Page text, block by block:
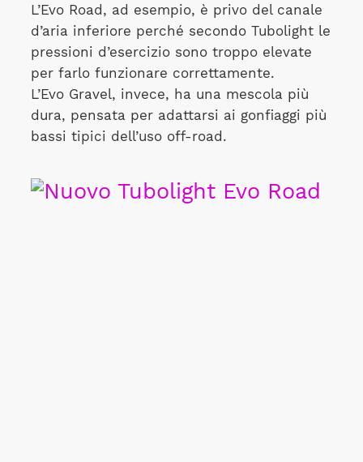
L’Evo Road, ad esempio, è privo del canale
d’aria inferiore perché secondo Tubolight le
pressioni d’esercizio sono troppo elevate
per farlo funzionare correttamente.
L’Evo Gravel, invece, ha una mescola più
dura, pensata per adattarsi ai gonfiaggi più
bassi tipici dell’uso off-road.